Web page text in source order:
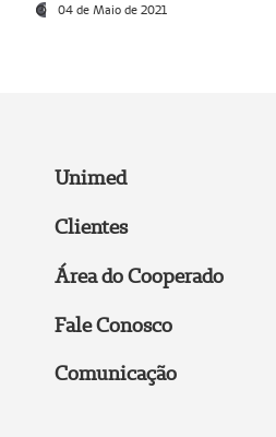
04 de Maio de 2021
Unimed
Clientes
Área do Cooperado
Fale Conosco
Comunicação